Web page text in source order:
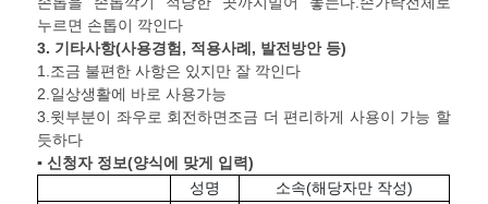
누르면 손톱이 깍인다
3. 기타사항(사용경험, 적용사례 , 발전방안 등)
1.조금 불편한 사항은 있지만 잘 깍인다
2.일상생활에 바로 사용가능
3.윗부분이 좌우로 회전하면조금 더 편리하게 사용이 가능 할
듯하다
▪ 신청자 정보(양식에 맞게 입력)
성명
소속(해당자만 작성)